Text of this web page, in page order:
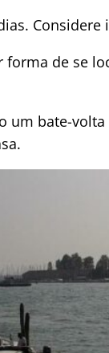
forma de se
um bate-